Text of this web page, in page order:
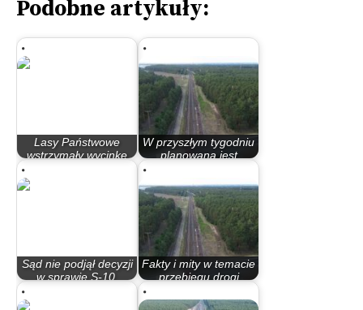
Podobne artykuły:
Lasy Państwowe
wstrzymały wycinkę
drzew pod budowę…
W przyszłym tygodniu
planowana jest
Sąd nie podjął decyzji
w sprawie S-10.
Fakty i mity w temacie
przebiegu drogi